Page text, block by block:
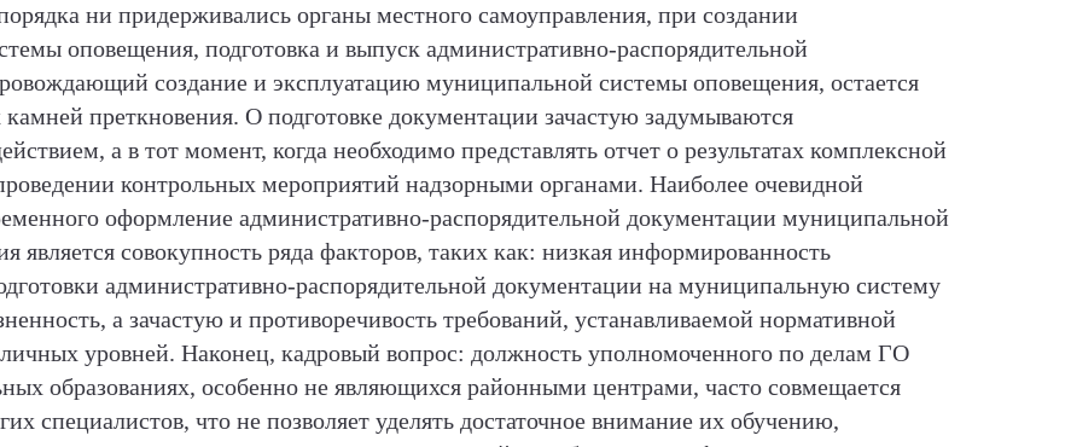
ни придерживались органы местного самоуправления, при создании
оповещения, подготовка и выпуск административно-распорядительной
создание и эксплуатацию муниципальной системы оповещения, остается
преткновения. О подготовке документации зачастую задумываются
а в тот момент, когда необходимо представлять отчет о результатах комплексной
контрольных мероприятий надзорными органами. Наиболее очевидной
оформление административно-распорядительной документации муниципальной
является совокупность ряда факторов, таких как: низкая информированность
административно-распорядительной документации на муниципальную систему
а зачастую и противоречивость требований, устанавливаемой нормативной
уровней. Наконец, кадровый вопрос: должность уполномоченного по делам ГО
образованиях, особенно не являющихся районными центрами, часто совмещается
специалистов, что не позволяет уделять достаточное внимание их обучению,